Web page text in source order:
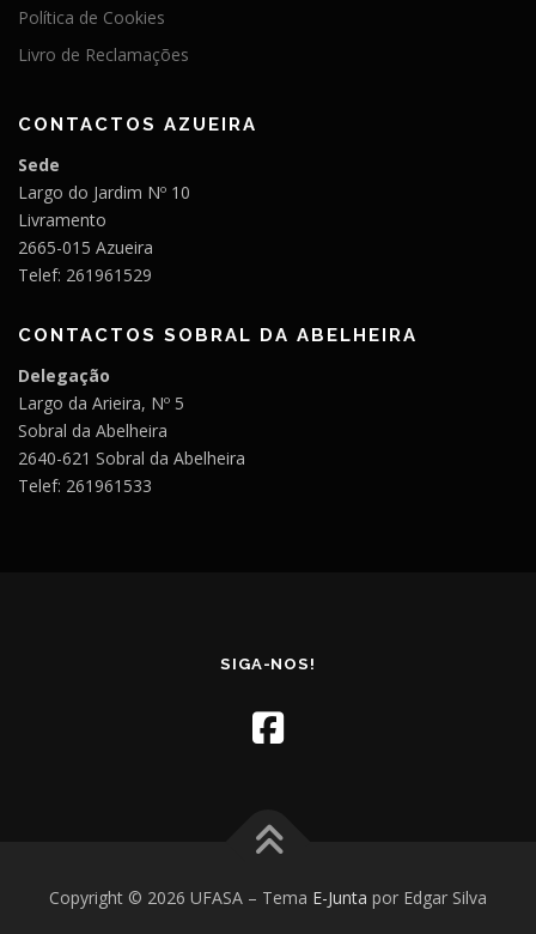
Política de Cookies
Livro de Reclamações
CONTACTOS AZUEIRA
Sede
Largo do Jardim Nº 10
Livramento
2665-015 Azueira
Telef: 261961529
CONTACTOS SOBRAL DA ABELHEIRA
Delegação
Largo da Arieira, Nº 5
Sobral da Abelheira
2640-621 Sobral da Abelheira
Telef: 261961533
SIGA-NOS!
Copyright © 2026 UFASA – Tema E-Junta por Edgar Silva